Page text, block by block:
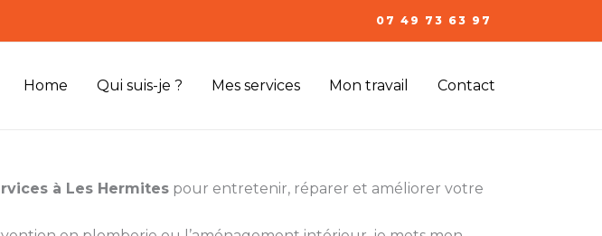
07 49 73 63 97
Home Qui suis-je ? Mes services Mon travail Contact
à Les Hermites pour entretenir, réparer et améliorer votre